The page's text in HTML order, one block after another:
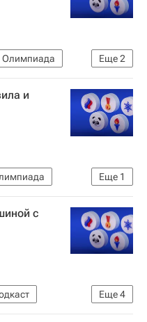
Еще2
Олимпиада
и
Еще 1
с
Еще4